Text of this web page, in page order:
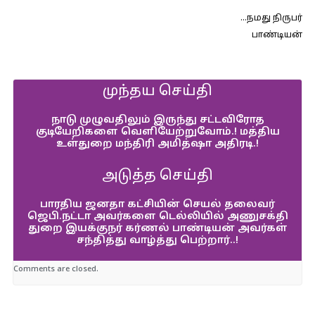
…நமது நிருபர்
பாண்டியன்
முந்தய செய்தி
நாடு முழுவதிலும் இருந்து சட்டவிரோத
குடியேறிகளை வெளியேற்றுவோம்.! மத்திய
உள்துறை மந்திரி அமித்ஷா அதிரடி.!
அடுத்த செய்தி
பாரதிய ஜனதா கட்சியின் செயல் தலைவர்
ஜெபி.நட்டா அவர்களை டெல்லியில் அணுசக்தி
துறை இயக்குநர் கர்ணல் பாண்டியன் அவர்கள்
சந்தித்து வாழ்த்து பெற்றார்..!
Comments are closed.